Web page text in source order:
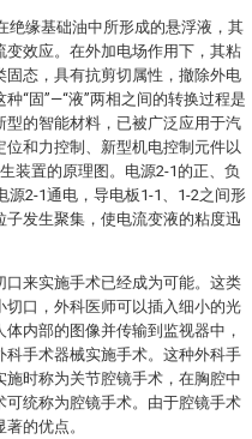
绝缘基础油中所形成的悬浮液，其
效应。在外加电场作用下，其粘
态，具有抗剪切属性，撤除外电
“固”—“液”两相之间的转换过程是
的智能材料，已被广泛应用于汽
和力控制、新型机电控制元件以
装置的原理图。电源2-1的正、负
源2-1通电，导电板1-1、1-2之间形
发生聚集，使电流变液的粘度迅
来实施手术已经成为可能。这类
口，外科医师可以插入细小的光
内部的图像并传输到监视器中，
手术器械实施手术。这种外科手
时称为关节腔镜手术，在胸腔中
统称为腔镜手术。由于腔镜手术
的优点。